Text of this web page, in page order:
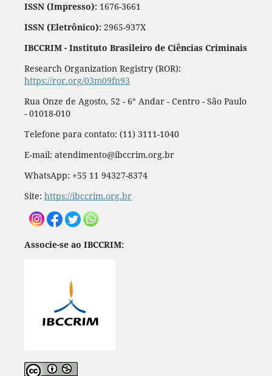
ISSN (Impresso):1676-3661
ISSN (Eletrônico):2965-937X
IBCCRIM - Instituto Brasileiro de Ciências Criminais
Research Organization Registry (ROR):
https://ror.org/03m09fn93
Rua Onze de Agosto, 52 - 6° Andar - Centro - São Paulo
- 01018-010
Telefone para contato: (11) 3111-1040
E-mail: atendimento@ibccrim.org.br
WhatsApp: +55 11 94327-8374
Site: https://ibccrim.org.br
Associe-se ao IBCCRIM: